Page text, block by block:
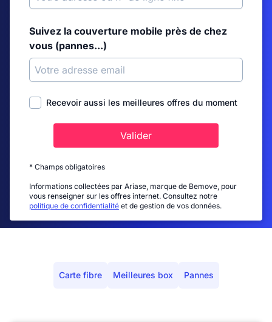
Suivez la couverture mobile près de chez
vous (pannes...)
Recevoir aussi les meilleures offres du moment
Valider
* Champs obligatoires
Informations collectées par Ariase, marque de Bemove, pour
vous renseigner sur les offres internet. Consultez notre
politique de confidentialité et de gestion de vos données.
Carte fibre Meilleures box Pannes